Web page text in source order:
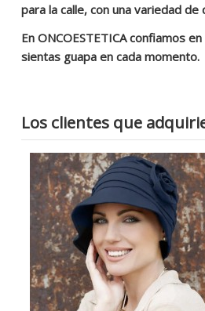
para la calle, con una variedad
En ONCOESTETICA confiamos
sientas guapa en cada momento.
Los clientes que